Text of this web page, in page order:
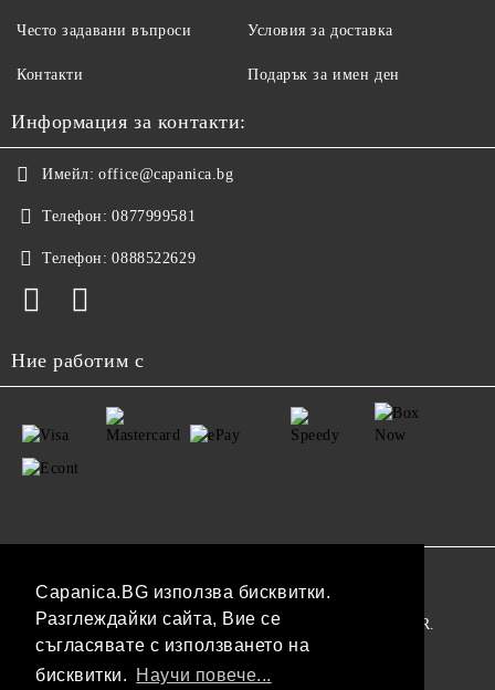
Capanica.BG използва бисквитки.
Разглеждайки сайта, Вие се
съгласявате с използването на
бисквитки.
Научи повече...
Често задавани въпроси
Контакти
Условия за доставка
Подарък за имен ден
Информация за контакти:
Имейл: office@capanica.bg
Телефон: 0877999581
Телефон: 0888522629
Ние работим с
Нашият онлайн магазин е 100% съобразен с GDPR.